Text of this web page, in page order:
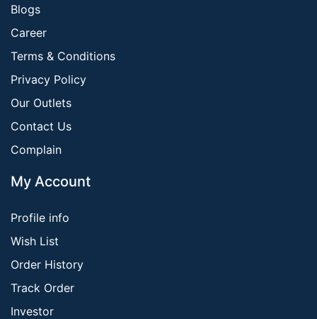
Blogs
Career
Terms & Conditions
Privacy Policy
Our Outlets
Contact Us
Complain
My Account
Profile info
Wish List
Order History
Track Order
Investor